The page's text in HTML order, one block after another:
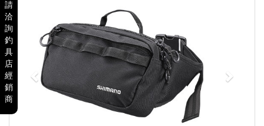
請
洽
詢
釣
具
店
經
銷
商